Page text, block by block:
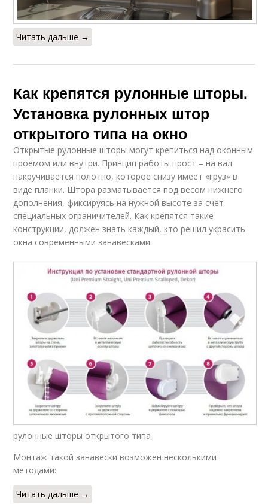
Читать дальше →
Как крепятся рулонные шторы.
Установка рулонных штор
открытого типа на окно
Открытые рулонные шторы могут крепиться над оконным
проемом или внутри. Принцип работы прост – на вал
накручивается полотно, которое снизу имеет «груз» в
виде планки. Штора разматывается под весом нижнего
дополнения, фиксируясь на нужной высоте за счет
специальных ограничителей. Как крепятся такие
конструкции, должен знать каждый, кто решил украсить
окна современными занавесками.
рулонные шторы открытого типа
Монтаж такой занавески возможен несколькими
методами:
Читать дальше →